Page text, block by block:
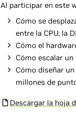
Al participar en este
Cómo se
entre la CPU, la
Cómo el
Cómo escalar un
Cómo diseñar
millones de
Descargar la hoja